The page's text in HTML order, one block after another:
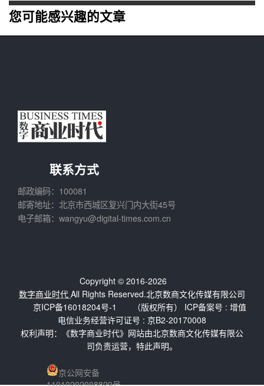
您可能感兴趣的文章
联系方式
邮政编码：100081
邮寄地址：北京市西城区复兴门内大街45号
电子邮箱：wangyu@digital-times.com.cn
Copyright © 2016-2026
数字商业时代 All Rights Reserved.北京数商文化传媒有限公司
（版权所有） ICP备案号 :
京ICP备16018204号-1
增值
电信业务经营许可证号 : 京B2-20170008
权利声明：《数字商业时代》网站由北京数商文化传媒有限公
司负责运营，特此声明。
京公网安备